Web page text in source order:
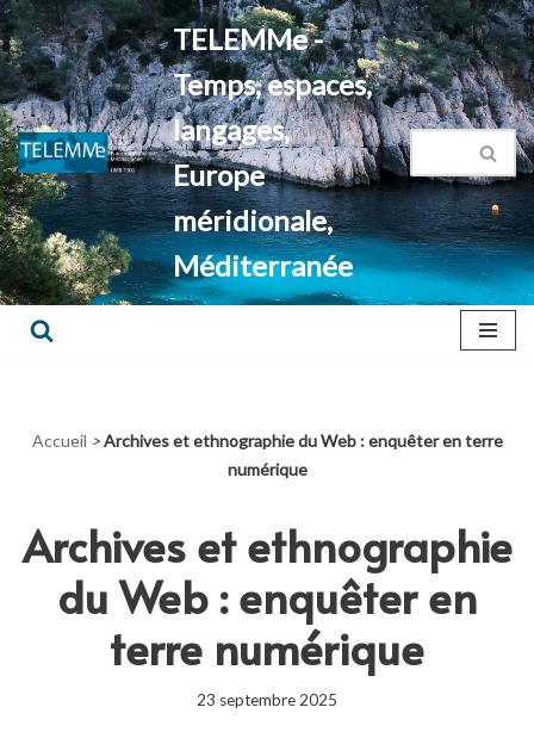
Aller
au
contenu
TELEMMe -
Temps, espaces,
langages,
Europe
méridionale,
Méditerranée
Accueil > Archives et ethnographie du Web : enquêter en terre
numérique
Archives et ethnographie
du Web : enquêter en
terre numérique
23 septembre 2025